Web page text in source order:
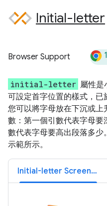
Initial-letter
Browser Support
initial-letter 屬性是
可設定首字位置的樣式，已
您可以將字母放在下沉或上
數：第一個引數代表字母要
數代表字母要高出段落多
示範所示。
Initial-letter Screenshot